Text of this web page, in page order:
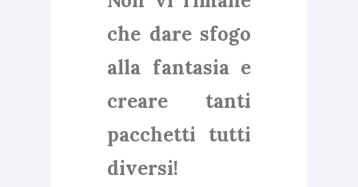
che dare sfogo
alla fantasia e
creare tanti
pacchetti tutti
diversi!